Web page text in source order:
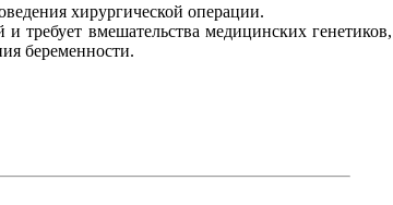
хирургической операции.
требует вмешательства медицинских генетиков,
беременности.